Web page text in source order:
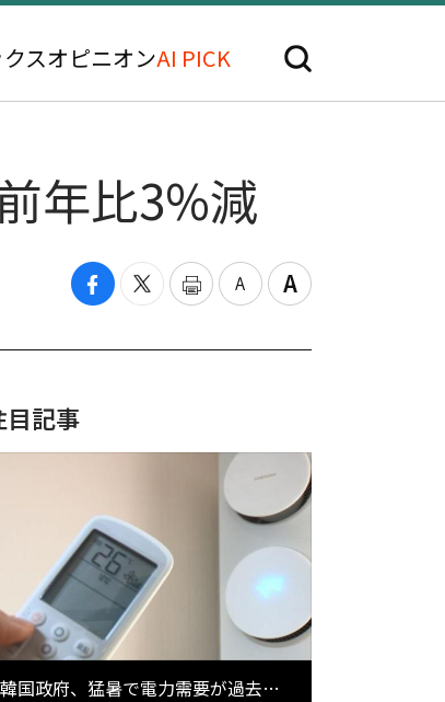
スオピニオンAI PICK
年比3%減
目記事
韓国政府、猛暑で電力需要が過去最